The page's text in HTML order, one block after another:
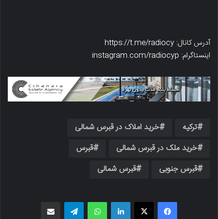
آدرس کانال: https://t.me/radiocy
اینستاگرام: instagram.com/radiocyp
ترکیه
خرید املاک در قبرس شمالی
خرید ملک در قبرس شمالی
قبرس
قبرس جنوبی
قبرس شمالی
فیسبوک X لینکدین واتس اپ